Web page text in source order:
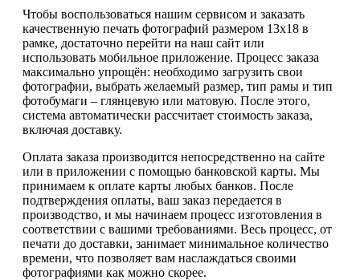
Чтобы воспользоваться нашим сервисом и заказать
качественную печать фотографий размером 13х18 в
рамке, достаточно перейти на наш сайт или
использовать мобильное приложение. Процесс заказа
максимально упрощён: необходимо загрузить свои
фотографии, выбрать желаемый размер, тип рамы и тип
фотобумаги – глянцевую или матовую. После этого,
система автоматически рассчитает стоимость заказа,
включая доставку.
Оплата заказа производится непосредственно на сайте
или в приложении с помощью банковской карты. Мы
принимаем к оплате карты любых банков. После
подтверждения оплаты, ваш заказ передается в
производство, и мы начинаем процесс изготовления в
соответствии с вашими требованиями. Весь процесс, от
печати до доставки, занимает минимальное количество
времени, что позволяет вам наслаждаться своими
фотографиями как можно скорее.